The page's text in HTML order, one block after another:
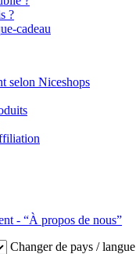
?
cadeau
selon Niceshops
- “À propos de nous”
Changer de pays / langue